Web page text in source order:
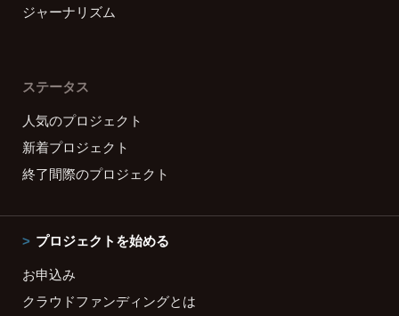
ジャーナリズム
ステータス
人気のプロジェクト
新着プロジェクト
終了間際のプロジェクト
プロジェクトを始める
お申込み
クラウドファンディングとは